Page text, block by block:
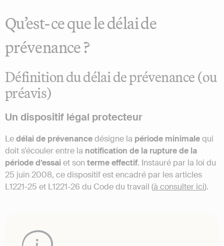
Qu’est-ce que le délai de
prévenance ?
Définition du délai de prévenance (ou
préavis)
Un dispositif légal protecteur
Ledélai de prévenancedésigne la période minimalequi
doit s’écouler entre la notification de la rupture de la
période d’essai et son terme effectif. Instauré par la loi du
25 juin 2008, ce dispositif est encadré par les articles
L1221-25 et L1221-26 du Code du travail (à consulter ici).